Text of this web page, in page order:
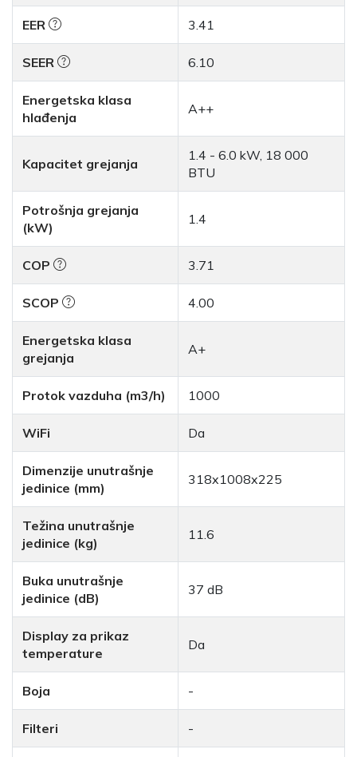
EER 3.41
SEER 6.10
Energetska klasa
hlađenja
A++
Kapacitet grejanja
1.4 - 6.0 kW, 18 000
BTU
Potrošnja grejanja
(kW)
1.4
COP 3.71
SCOP 4.00
Energetska klasa
grejanja
A+
Protok vazduha (m3/h) 1000
WiFi Da
Dimenzije unutrašnje
jedinice (mm)
318x1008x225
Težina unutrašnje
jedinice (kg)
11.6
Buka unutrašnje
jedinice (dB)
37 dB
Display za prikaz
temperature
Da
Boja -
Filteri -